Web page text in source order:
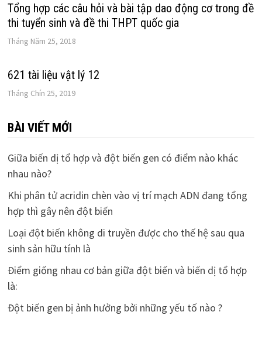
Tổng hợp các câu hỏi và bài tập dao động cơ trong đề
thi tuyển sinh và đề thi THPT quốc gia
Tháng Năm 25, 2018
621 tài liệu vật lý 12
Tháng Chín 25, 2019
BÀI VIẾT MỚI
Giữa biến dị tổ hợp và đột biến gen có điểm nào khác
nhau nào?
Khi phân tử acridin chèn vào vị trí mạch ADN đang tổng
hợp thì gây nên đột biến
Loại đột biến không di truyền được cho thế hệ sau qua
sinh sản hữu tính là
Điểm giống nhau cơ bản giữa đột biến và biến dị tổ hợp
là:
Đột biến gen bị ảnh hưởng bởi những yếu tố nào ?